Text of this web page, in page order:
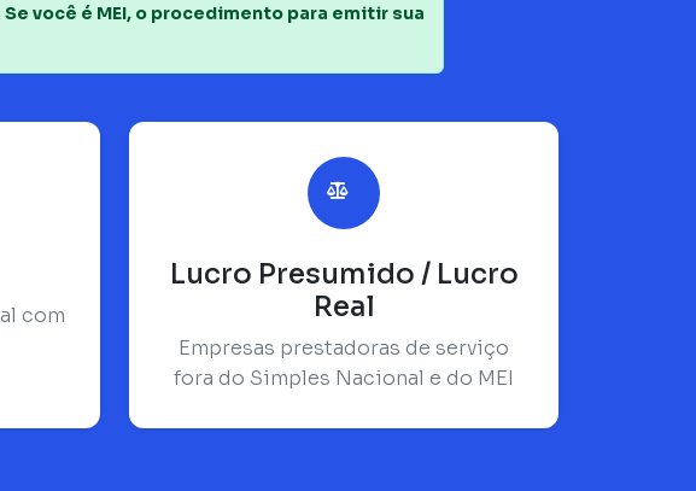
Se você é MEI, o procedimento para emitir sua
com
Lucro Presumido / Lucro
Real
Empresas prestadoras de serviço
fora do Simples Nacional e do MEI